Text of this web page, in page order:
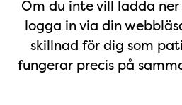
Om du inte vill ladda
logga in via din
skillnad för dig som
fungerar precis på